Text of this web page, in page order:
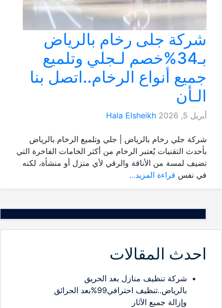
شركة جلى رخام بالرياض
بـ34%خصم لـجلي وتلميع
جميع أنواع الرخام..اتصل بنا
الـأن
أبريل 5, 2026 Hala Elsheikh
شركة جلي رخام بالرياض | جلي وتلميع الرخام بالرياض
بأحدث التقنيات يُعتبر الرخام من أكثر الخامات الفاخرة التي
تضيف لمسة من الأناقة والرقي لأي منزل أو منشأة، لكنه
في نفس قراءة المزيد...
احدث المقالات
شركة تنظيف منازل بعد الحريق
بالرياض..تنظيف احترافي99%بعد الحرائق
وإزالة جميع الآثار